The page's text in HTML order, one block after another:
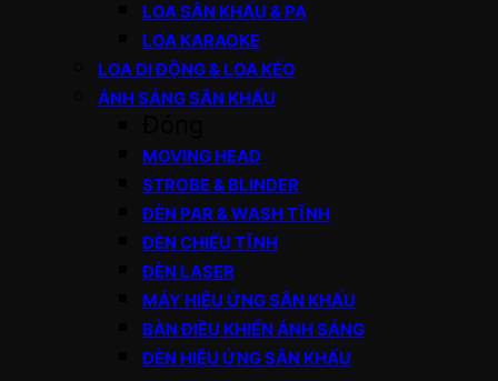
LOA SÂN KHẤU & PA
LOA KARAOKE
LOA DI ĐỘNG & LOA KÉO
ÁNH SÁNG SÂN KHẤU
MOVING HEAD
STROBE & BLINDER
ĐÈN PAR & WASH TĨNH
ĐÈN CHIẾU TĨNH
ĐÈN LASER
MÁY HIỆU ỨNG SÂN KHẤU
BÀN ĐIỀU KHIỂN ÁNH SÁNG
ĐÈN HIỆU ỨNG SÂN KHẤU